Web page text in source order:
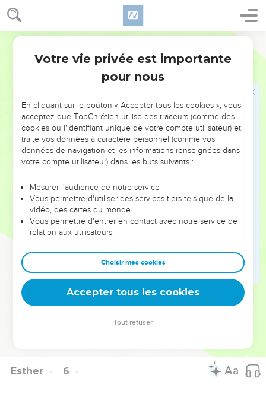
Esther 5
ferai demain selon la parole du Roi.
Haman prépare un gibet pour Mardochée
Et Haman sortit en ce jour-là, joyeux et le coeur gai. Mais
sitôt qu'il eut vu à la porte du Roi Mardochée, qui ne se leva
point, et ne se remua point pour lui, Haman fut rempli de
colère contre Mardochée.
Toutefois Haman se fit violence, et vint en sa maison ; puis
il envoya quérir ses amis, et Zérès sa femme.
Alors Haman leur raconta la gloire de ses richesses, et
l'excellence de ses enfants, et toutes les choses dans
par-dessus les principaux Seigneurs et Serviteurs du Roi.
Puis Haman dit : Et même la Reine Esther n'a fait venir que
moi avec le Roi au festin qu'elle a fait, et je suis encore
demain convié par elle avec le Roi.
Mais tout cela ne me sert de rien, pendant tout le temps
que je vois Mardochée, ce Juif, séant à la porte du Roi.
Alors Zérès sa femme, et tous ses amis lui répondirent :
Qu'on fasse un gibet haut de cinquante coudées, et demain
au matin dis au Roi qu'on y pende Mardochée ; et va-t'en
Esther 6
Votre vie privée est importante
pour nous
En cliquant sur le bouton « Accepter tous les cookies », vous
acceptez que TopChrétien utilise des traceurs (comme des
cookies ou l'identifiant unique de votre compte utilisateur) et
traite vos données à caractère personnel (comme vos
données de navigation et les informations renseignées dans
votre compte utilisateur) dans les buts suivants :
Mesurer l'audience de notre service
Vous permettre d'utiliser des services tiers tels que de la
vidéo, des cartes du monde…
Vous permettre d'entrer en contact avec notre service de
relation aux utilisateurs.
Choisir mes cookies
Accepter tous les cookies
Tout refuser